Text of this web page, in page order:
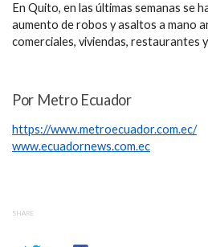
En Quito, en las últimas semanas se
aumento de robos y asaltos a mano
comerciales, viviendas, restaurantes
Por Metro Ecuador
https://www.metroecuador.com.ec/
www.ecuadornews.com.ec
SHARE